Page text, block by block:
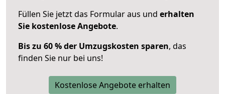
Füllen Sie jetzt das Formular aus und erhalten
Sie kostenlose Angebote.
Bis zu 60 % der Umzugskosten sparen, das
finden Sie nur bei uns!
Kostenlose Angebote erhalten